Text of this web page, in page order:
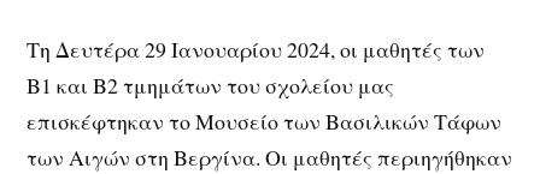
Τη Δευτέρα 29 Ιανουαρίου 2024, οι μαθητές των
Β1 και Β2 τμημάτων του σχολείου μας
επισκέφτηκαν το Μουσείο των Βασιλικών Τάφων
των Αιγών στη Βεργίνα. Οι μαθητές περιηγήθηκαν